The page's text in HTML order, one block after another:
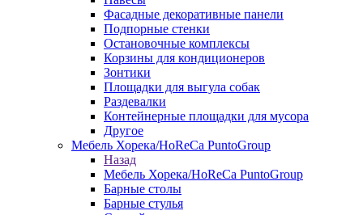
Фасадные декоративные панели
Подпорные стенки
Остановочные комплексы
Корзины для кондиционеров
Зонтики
Площадки для выгула собак
Раздевалки
Контейнерные площадки для мусора
Другое
Мебель Хорека/HoReCa PuntoGroup
Назад
Мебель Хорека/HoReCa PuntoGroup
Барные столы
Барные стулья